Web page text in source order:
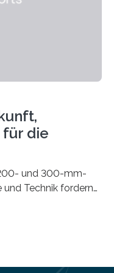
die
und 300-mm-
und Technik fordern
wirtschaftlicher, als